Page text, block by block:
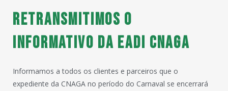
RETRANSMITIMOS O
INFORMATIVO DA EADI CNAGA
Informamos a todos os clientes e parceiros que o
expediente da CNAGA no período do Carnaval se encerrará